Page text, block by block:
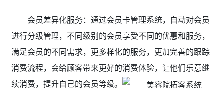
会员差异化服务：通过会员卡管理系统，自动对会员
进行分级管理，不同级别的会员享受不同的优惠和服务，
满足会员的不同需求，更多样化的服务，更加完善的跟踪
消费流程，会给顾客带来更好的消费体验，让他们乐意继
续消费，提升自己的会员等级。